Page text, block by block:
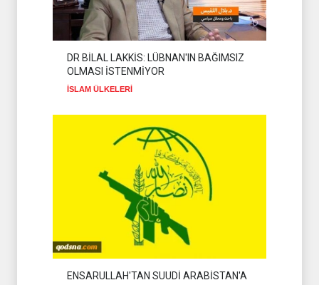
DR BİLAL LAKKİS: LÜBNAN'IN BAĞIMSIZ
OLMASI İSTENMİYOR
İSLAM ÜLKELERİ
ENSARULLAH'TAN SUUDİ ARABİSTAN'A